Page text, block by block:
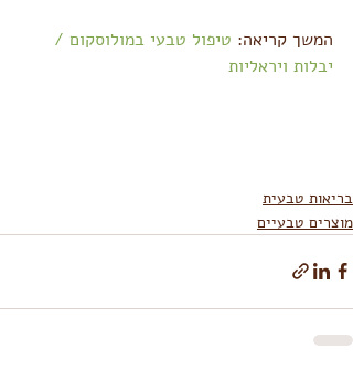
המשך קריאה: טיפול טבעי במולוסקום /
יבלות ויראליות
בריאות טבעית
מוצרים טבעיים